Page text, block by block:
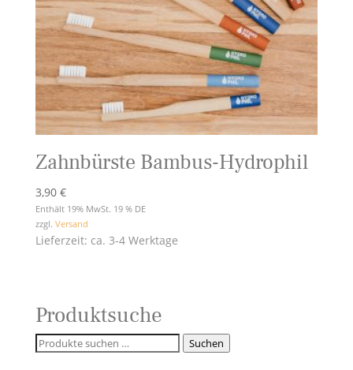
Zahnbürste Bambus-Hydrophil
3,90 €
Enthält 19% MwSt. 19 % DE
zzgl. Versand
Lieferzeit: ca. 3-4 Werktage
Produktsuche
Suchen
Suchen